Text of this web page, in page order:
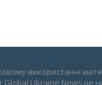
використанні
Global Ukraine News не